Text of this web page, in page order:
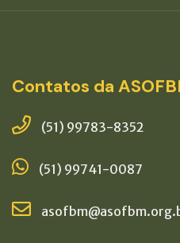
Contatos da
(51) 99783-8352
(51) 99741-0087